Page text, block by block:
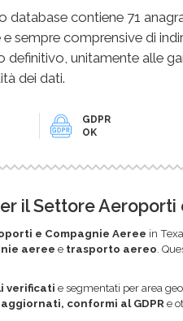
database contiene 71
e sempre comprensive di
definitivo, unitamente alle
dei dati.
GDPR
OK
il Settore Aeroporti
e Compagnie Aeree in
aeree e trasporto aereo .
verificati e segmentati per area
aggiornati, conformi al GDPR e